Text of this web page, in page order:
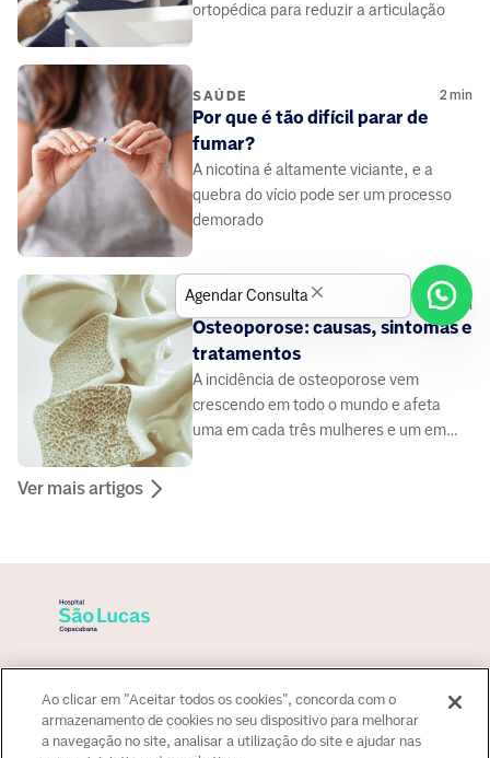
ortopédica para reduzir a articulação
SAÚDE 2min
Por que é tão difícil parar de
fumar?
A nicotina é altamente viciante, e a
quebra do vício pode ser um processo
demorado
SAÚDE 4min
Osteoporose: causas, sintomas e
tratamentos
A incidência de osteoporose vem
crescendo em todo o mundo e afeta
uma em cada três mulheres e um em
Ver mais artigos
Sobre o hospital
Para paciente
Convênios
Agendar Consulta
Ao clicar em "Aceitar todos os cookies", concorda com o
armazenamento de cookies no seu dispositivo para melhorar
a navegação no site, analisar a utilização do site e ajudar nas